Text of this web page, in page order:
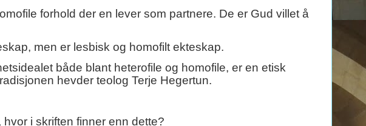
forhold der en lever som partnere. De er Gud villet å
men er lesbisk og homofilt ekteskap.
både blant heterofile og homofile, er en etisk
hevder teolog Terje Hegertun.
i skriften finner enn dette?